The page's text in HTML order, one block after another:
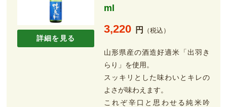
詳細を見る
ml
3,220 円 （税込）
山形県産の酒造好適米「出羽き
らり」を使用。
スッキリとした味わいとキレの
よさが味わえます。
これぞ辛口と思わせる純米吟